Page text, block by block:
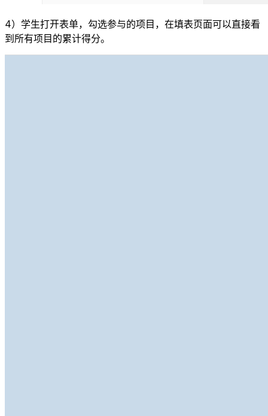
4）学生打开表单，勾选参与的项目，在填表页面可以直接看
到所有项目的累计得分。